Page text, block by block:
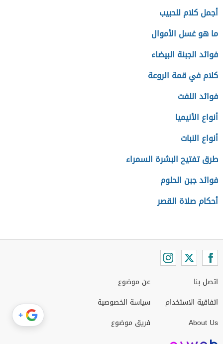
أجمل كلام للحبيب
ما هو غسل الأموال
فوائد الجبنة البيضاء
كلام في قمة الروعة
فوائد اللفت
أنواع الأنيميا
أنواع النبات
طرق تفتيح البشرة السمراء
فوائد جبن الحلوم
أحكام صلاة القصر
اتصل بنا
اتفاقية الاستخدام
About Us
عن موضوع
سياسة الخصوصية
فريق موضوع
+